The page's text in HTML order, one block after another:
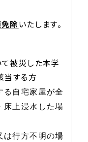
除いたします。
被災した本学
当する方
る自宅家屋が全
床上浸水した場
行方不明の場